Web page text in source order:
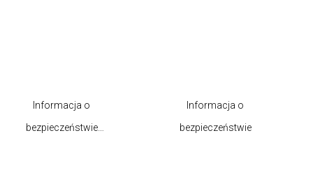
Informacja o
bezpieczeństwie
Informacja o
bezpieczeństwie